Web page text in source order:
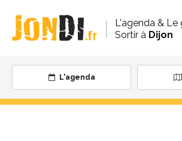
L'agenda & Le
Sortir à Dijon
L'agenda